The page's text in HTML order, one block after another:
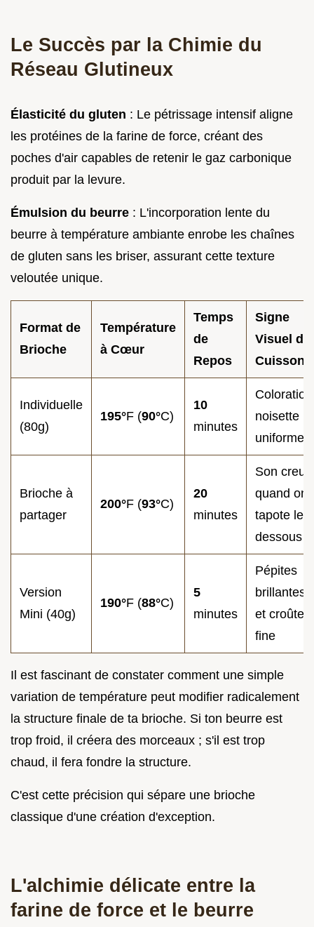
Le Succès par la Chimie du
Réseau Glutineux
Élasticité du gluten : Le pétrissage intensif aligne
les protéines de la farine de force, créant des
poches d'air capables de retenir le gaz carbonique
produit par la levure.
Émulsion du beurre : L'incorporation lente du
beurre à température ambiante enrobe les chaînes
de gluten sans les briser, assurant cette texture
veloutée unique.
Format de
Brioche
Température
à Cœur
Temps
de
Repos
Signe
Visuel de
Cuisson
Individuelle
(80g)
195°F (90°C)
10
minutes
Coloration
noisette
uniforme
Brioche à
partager
200°F (93°C)
20
minutes
Son creux
quand on
tapote le
dessous
Version
Mini (40g)
190°F (88°C)
5
minutes
Pépites
brillantes
et croûte
fine
Il est fascinant de constater comment une simple
variation de température peut modifier radicalement
la structure finale de ta brioche. Si ton beurre est
trop froid, il créera des morceaux ; s'il est trop
chaud, il fera fondre la structure.
C'est cette précision qui sépare une brioche
classique d'une création d'exception.
L'alchimie délicate entre la
farine de force et le beurre